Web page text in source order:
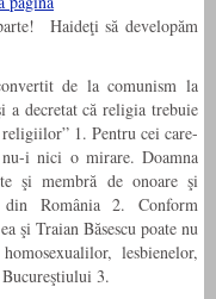
Haideţi să developăm
de la comunism la
a decretat că religia trebuie
1. Pentru cei care-
i nici o mirare. Doamna
şi membră de onoare şi
din România 2. Conform
şi Traian Băsescu poate nu
lesbienelor,
3.